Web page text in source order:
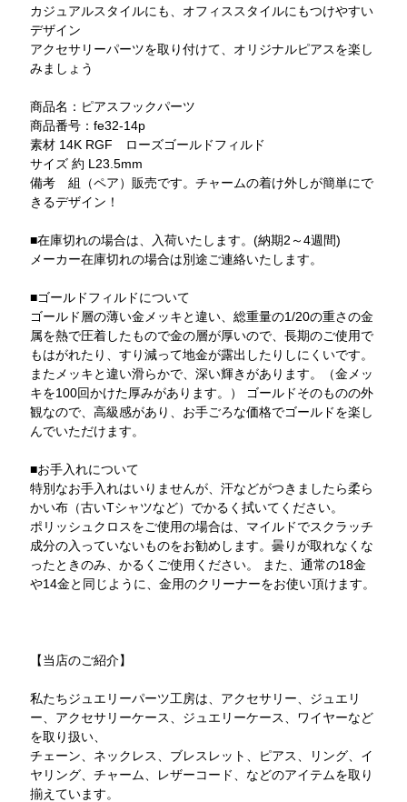
カジュアルスタイルにも、オフィススタイルにもつけやすい
デザイン
アクセサリーパーツを取り付けて、オリジナルピアスを楽し
みましょう
商品名：ピアスフックパーツ
商品番号：fe32-14p
素材 14K RGF ローズゴールドフィルド
サイズ 約 L23.5mm
備考 組（ペア）販売です。チャームの着け外しが簡単にで
きるデザイン！
■在庫切れの場合は、入荷いたします。(納期2～4週間)
メーカー在庫切れの場合は別途ご連絡いたします。
■ゴールドフィルドについて
ゴールド層の薄い金メッキと違い、総重量の1/20の重さの金
属を熱で圧着したもので金の層が厚いので、長期のご使用で
もはがれたり、すり減って地金が露出したりしにくいです。
またメッキと違い滑らかで、深い輝きがあります。（金メッ
キを100回かけた厚みがあります。） ゴールドそのものの外
観なので、高級感があり、お手ごろな価格でゴールドを楽し
んでいただけます。
■お手入れについて
特別なお手入れはいりませんが、汗などがつきましたら柔ら
かい布（古いTシャツなど）でかるく拭いてください。
ポリッシュクロスをご使用の場合は、マイルドでスクラッチ
成分の入っていないものをお勧めします。曇りが取れなくな
ったときのみ、かるくご使用ください。 また、通常の18金
や14金と同じように、金用のクリーナーをお使い頂けます。
【当店のご紹介】
私たちジュエリーパーツ工房は、アクセサリー、ジュエリ
ー、アクセサリーケース、ジュエリーケース、ワイヤーなど
を取り扱い、
チェーン、ネックレス、ブレスレット、ピアス、リング、イ
ヤリング、チャーム、レザーコード、などのアイテムを取り
揃えています。